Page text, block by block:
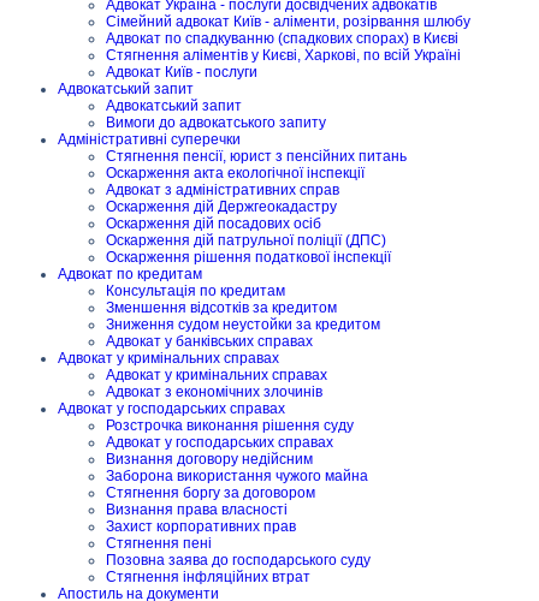
Адвокат Україна - послуги досвідчених адвокатів
Сімейний адвокат Київ - аліменти, розірвання шлюбу
Адвокат по спадкуванню (спадкових спорах) в Києві
Стягнення аліментів у Києві, Харкові, по всій Україні
Адвокат Київ - послуги
Адвокатський запит
Адвокатський запит
Вимоги до адвокатського запиту
Адміністративні суперечки
Стягнення пенсії, юрист з пенсійних питань
Оскарження акта екологічної інспекції
Адвокат з адміністративних справ
Оскарження дій Держгеокадастру
Оскарження дій посадових осіб
Оскарження дій патрульної поліції (ДПС)
Оскарження рішення податкової інспекції
Адвокат по кредитам
Консультація по кредитам
Зменшення відсотків за кредитом
Зниження судом неустойки за кредитом
Адвокат у банківських справах
Адвокат у кримінальних справах
Адвокат у кримінальних справах
Адвокат з економічних злочинів
Адвокат у господарських справах
Розстрочка виконання рішення суду
Адвокат у господарських справах
Визнання договору недійсним
Заборона використання чужого майна
Стягнення боргу за договором
Визнання права власності
Захист корпоративних прав
Стягнення пені
Позовна заява до господарського суду
Стягнення інфляційних втрат
Апостиль на документи